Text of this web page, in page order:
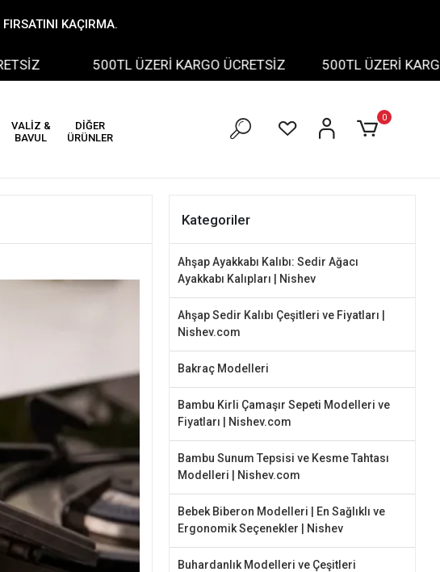
KAÇIRMA.
500TL ÜZERİ KARGO ÜCRETSİZ 500TL ÜZERİ KARGO
VALİZ &
BAVUL
DİĞER
ÜRÜNLER
0
Kategoriler
Ahşap Ayakkabı Kalıbı: Sedir Ağacı
Ayakkabı Kalıpları | Nishev
Ahşap Sedir Kalıbı Çeşitleri ve Fiyatları |
Nishev.com
Bakraç Modelleri
Bambu Kirli Çamaşır Sepeti Modelleri ve
Fiyatları | Nishev.com
Bambu Sunum Tepsisi ve Kesme Tahtası
Modelleri | Nishev.com
Bebek Biberon Modelleri | En Sağlıklı ve
Ergonomik Seçenekler | Nishev
Buhardanlık Modelleri ve Çeşitleri